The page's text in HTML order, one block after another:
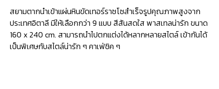
สยามตากนำเข้าแผ่นหินขัดเทอร์ราซโซสำเร็จรูปคุณภาพสูงจาก
ประเทศอิตาลี มีให้เลือกกว่า 9 แบบ สีสันสดใส พาสเทลน่ารัก ขนาด
160 x 240 cm. สามารถนำไปตกแต่งได้หลากหลายสไตล์ เข้ากันได้
เป็นพิเศษกับสไตล์น่ารัก ๆ คาเฟ่ชิค ๆ